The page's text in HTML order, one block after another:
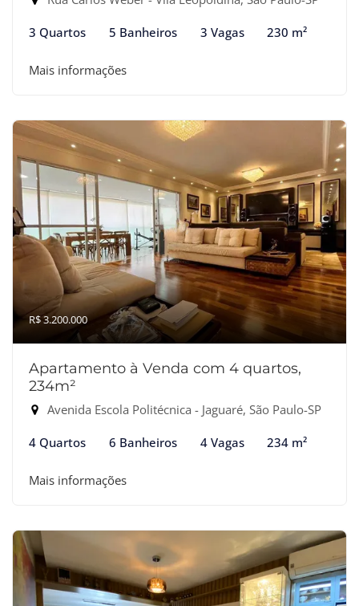
3 Quartos 5 Banheiros 3 Vagas 230 m²
Mais informações
R$ 3.200.000
Apartamento à Venda com 4 quartos,
234m²
Avenida Escola Politécnica - Jaguaré, São Paulo-SP
4 Quartos 6 Banheiros 4 Vagas 234 m²
Mais informações